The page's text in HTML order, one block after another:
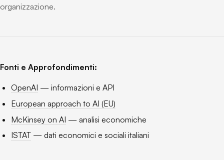
organizzazione.
Fonti e Approfondimenti:
OpenAI — informazioni e API
European approach to AI (EU)
McKinsey on AI — analisi economiche
ISTAT — dati economici e sociali italiani